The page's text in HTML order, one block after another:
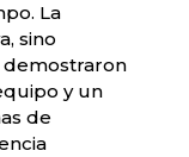
La
sino
demostraron
y un
de